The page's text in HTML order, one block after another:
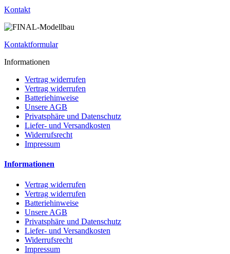
Kontakt
Kontaktformular
Informationen
Vertrag widerrufen
Vertrag widerrufen
Batteriehinweise
Unsere AGB
Privatsphäre und Datenschutz
Liefer- und Versandkosten
Widerrufsrecht
Impressum
Informationen
Vertrag widerrufen
Vertrag widerrufen
Batteriehinweise
Unsere AGB
Privatsphäre und Datenschutz
Liefer- und Versandkosten
Widerrufsrecht
Impressum